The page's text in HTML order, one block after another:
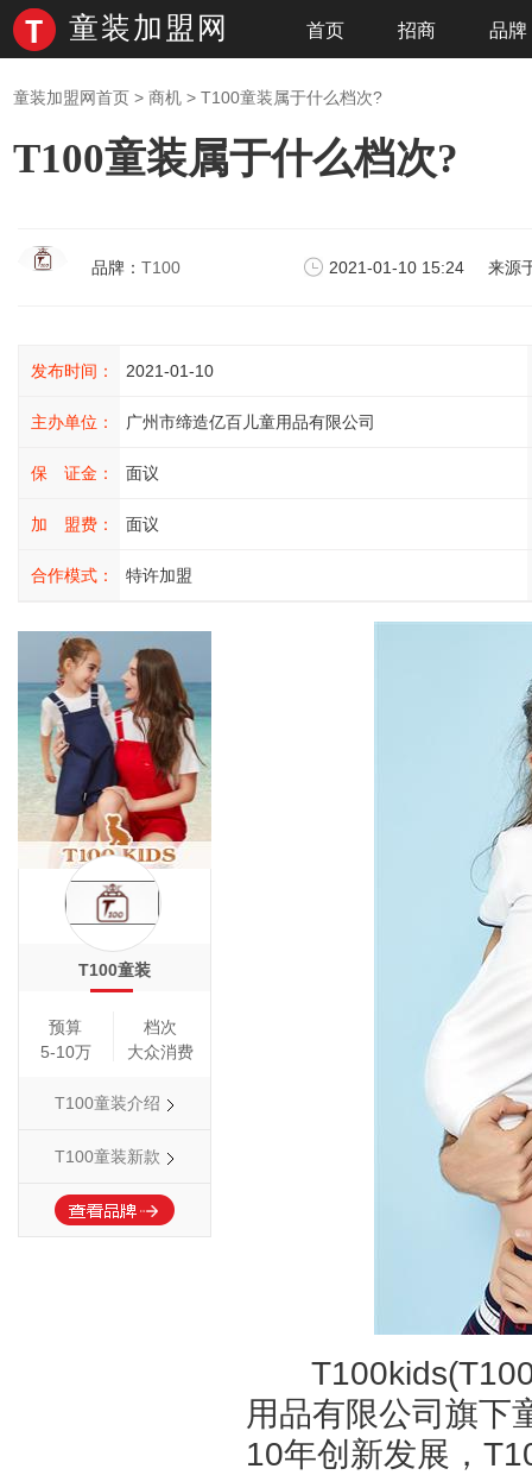
童装加盟网 首页 招商 品牌
童装加盟网首页 > 商机 > T100童装属于什么档次?
T100童装属于什么档次?
品牌： T100 2021-01-10 15:24 来源
发布时间： 2021-01-10
主办单位： 广州市缔造亿百儿童用品有限公司
保 证金： 面议
加 盟费： 面议
合作模式： 特许加盟
T100童装
预算
5-10万
档次
大众消费
T100童装介绍
T100童装新款
T100kids(T100
用品有限公司旗下
10年创新发展，